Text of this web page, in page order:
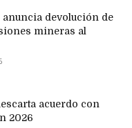
anuncia devolución de
mineras al
acuerdo con
2026